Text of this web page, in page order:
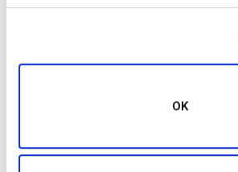
OK
Il blog degli esperti
Confronto tra le 25 migliori